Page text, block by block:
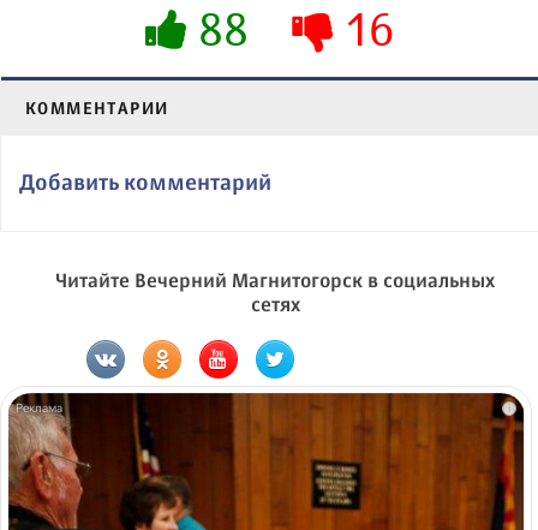
88 16
КОММЕНТАРИИ
Добавить комментарий
Читайте Вечерний Магнитогорск в социальных
сетях
i